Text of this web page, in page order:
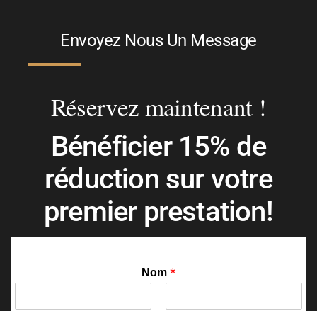
Envoyez Nous Un Message
Réservez maintenant !
Bénéficier 15% de
réduction sur votre
premier prestation!
Nom *